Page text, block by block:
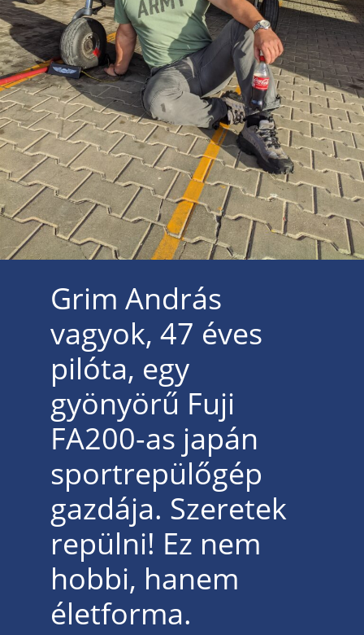
Grim András
vagyok, 47 éves
pilóta, egy
gyönyörű Fuji
FA200-as japán
sportrepülőgép
gazdája. Szeretek
repülni! Ez nem
hobbi, hanem
életforma.